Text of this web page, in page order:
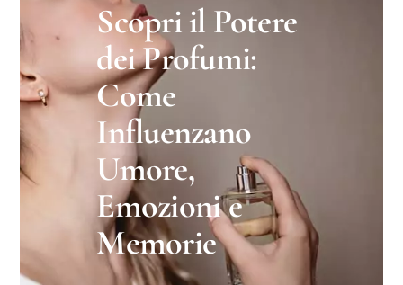
Scopri il Potere
dei Profumi:
Come
Influenzano
Umore,
Emozioni e
Memorie